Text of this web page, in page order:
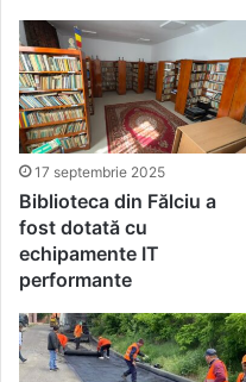
17 septembrie 2025
Biblioteca din Fălciu a
fost dotată cu
echipamente IT
performante